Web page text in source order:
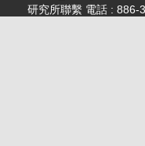
研究所聯繫 電話 : 886-